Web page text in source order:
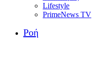
Lifestyle
PrimeNews TV
Ροή